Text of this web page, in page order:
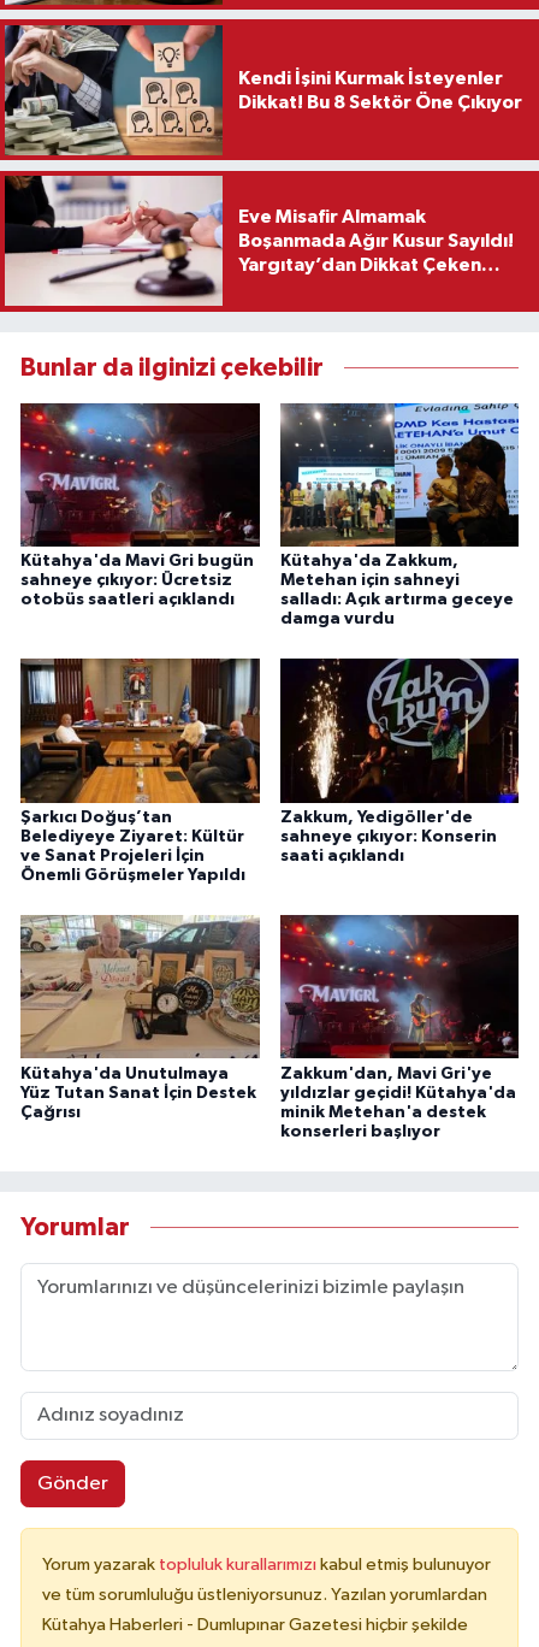
Kendi İşini Kurmak İsteyenler
Dikkat! Bu 8 Sektör Öne Çıkıyor
Eve Misafir Almamak
Boşanmada Ağır Kusur Sayıldı!
Yargıtay’dan Dikkat Çeken
Bunlar da ilginizi çekebilir
Kütahya'da Mavi Gri bugün
sahneye çıkıyor: Ücretsiz
otobüs saatleri açıklandı
Kütahya'da Zakkum,
Metehan için sahneyi
salladı: Açık artırma geceye
damga vurdu
Şarkıcı Doğuş’tan
Belediyeye Ziyaret: Kültür
ve Sanat Projeleri İçin
Önemli Görüşmeler Yapıldı
Zakkum, Yedigöller'de
sahneye çıkıyor: Konserin
saati açıklandı
Kütahya'da Unutulmaya
Yüz Tutan Sanat İçin Destek
Çağrısı
Zakkum'dan, Mavi Gri'ye
yıldızlar geçidi! Kütahya'da
minik Metehan'a destek
konserleri başlıyor
Yorumlar
Gönder
Yorum yazarak topluluk kurallarımızı kabul etmiş bulunuyor
ve tüm sorumluluğu üstleniyorsunuz. Yazılan yorumlardan
Kütahya Haberleri - Dumlupınar Gazetesi hiçbir şekilde